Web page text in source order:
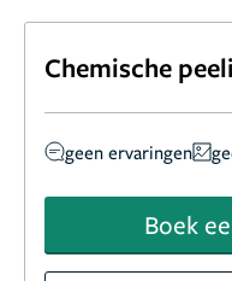
Chemische
geen ervaringen
Boek